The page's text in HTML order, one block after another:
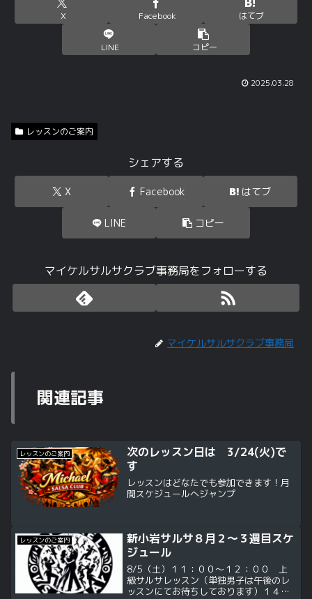
X Facebook はてブ
LINE コピー
2025.03.28
レッスンのご案内
シェアする
X Facebook はてブ
LINE コピー
マイケルサルサクラブ事務局をフォローする
マイケルサルサクラブ事務局
関連記事
レッスンのご案内
次のレッスン日は 3/24(火)で
す
レッスンはどなたでも参加できます！月
間スケジュールへジャンプ
レッスンのご案内
新小岩サルサ８月２～３週目スケ
ジュール
8/5（土）１１：００～１２：００ 上
級サルサレッスン（単独男子は午後のレ
ッスンにてお待ちしております）１４：